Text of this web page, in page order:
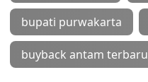
bupati purwakarta
buyback antam terbaru